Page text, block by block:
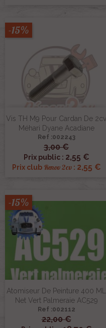
Vis TH M9 Pour Cardan De 2cv
Méhari Dyane Acadiane
Ref :002243
3,00 €
Prix public : 2,55 €
Prix club Renov 2cv: 2,55 €
-15%
Atomiseur De Peinture 400 ML
Net Vert Palmeraie AC529
Ref :002112
22,00 €
-15%